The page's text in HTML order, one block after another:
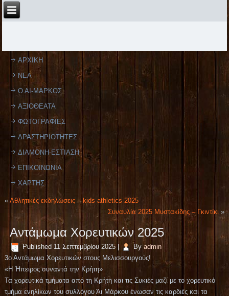
ΑΡΧΙΚΗ
ΝΕΑ
Ο ΑΙ-ΜΑΡΚΟΣ
ΑΞΙΟΘΕΑΤΑ
ΦΩΤΟΓΡΑΦΙΕΣ
ΔΡΑΣΤΗΡΙΟΤΗΤΕΣ
ΔΙΑΜΟΝΗ-ΕΣΤΙΑΣΗ
ΕΠΙΚΟΙΝΩΝΙΑ
ΧΑΡΤΗΣ
«Aθλητικές εκδηλώσεις – kids athletics 2025
Συναυλία 2025 Μυστακίδης – Γκιντίκι»
Αντάμωμα Χορευτικών 2025
Published 11 Σεπτεμβρίου 2025 By admin
3ο Αντάμωμα Χορευτικών στους Μελισσουργούς!
«Η Ήπειρος συναντά την Κρήτη»
Τα χορευτικά τμήματα από τη Κρήτη και τις Συκιές μαζί με το χορευτικό
τμήμα ενηλίκων του συλλόγου Άι Μάρκου ένωσαν τις καρδιές και τα